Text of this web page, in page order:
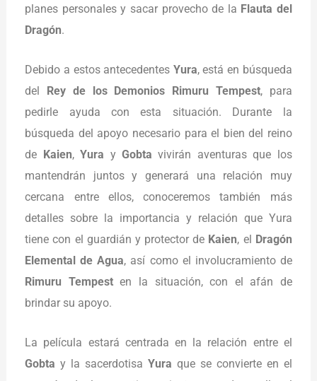
planes personales y sacar provecho de la Flauta del
Dragón.
Debido a estos antecedentes Yura, está en búsqueda
del Rey de los Demonios Rimuru Tempest, para
pedirle ayuda con esta situación. Durante la
búsqueda del apoyo necesario para el bien del reino
de Kaien,Yura yGobta vivirán aventuras que los
mantendrán juntos y generará una relación muy
cercana entre ellos, conoceremos también más
detalles sobre la importancia y relación que Yura
tiene con el guardián y protector de Kaien, el Dragón
Elemental de Agua, así como el involucramiento de
Rimuru Tempesten la situación, con el afán de
brindar su apoyo.
La película estará centrada en la relación entre el
Gobta y la sacerdotisaYura que se convierte en el